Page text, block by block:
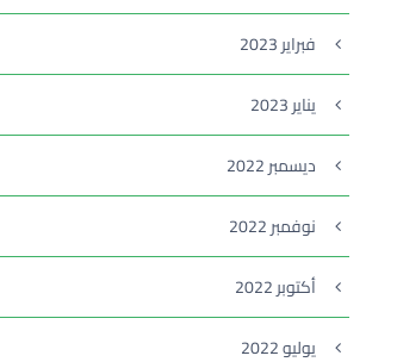
فبراير 2023
يناير 2023
ديسمبر 2022
نوفمبر 2022
أكتوبر 2022
يوليو 2022